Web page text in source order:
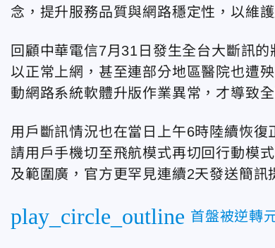
念，提升服務品質與網路穩定性，以維護
回顧中華電信7月31日發生全台大斷訊
以正常上網，甚至連部分地區醫院也遭
動網路系統軟體升版作業異常，才導致
用戶斷訊情況也在當日上午6時陸續恢
請用戶手機切至飛航模式再切回行動模
及範圍廣，官方更罕見連續2天發送簡訊
play_circle_outline 首盤被逆轉